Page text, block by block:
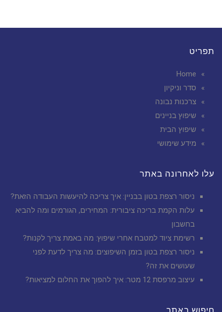
תפריט
Home
סדר וניקיון
צרכנות נבונה
שיפוץ בניינים
שיפוץ הבית
מידע שימושי
עלו לאחרונה באתר
ניסור רצפת בטון בבניין: איך צריכה להיעשות העבודה הזאת?
עלות הקמת בריכה ציבורית: המחירים, הגורמים ומה להביא
בחשבון
רשימת ציוד למטבח אחרי שיפוץ: מה באמת צריך לקנות?
ניסור רצפת בטון בזמן השיפוצים: מה צריך לדעת לפני
שעושים את זה?
עיצוב מרפסת 12 מטר: איך להפוך את החלום למציאות?
חיפוש באתר